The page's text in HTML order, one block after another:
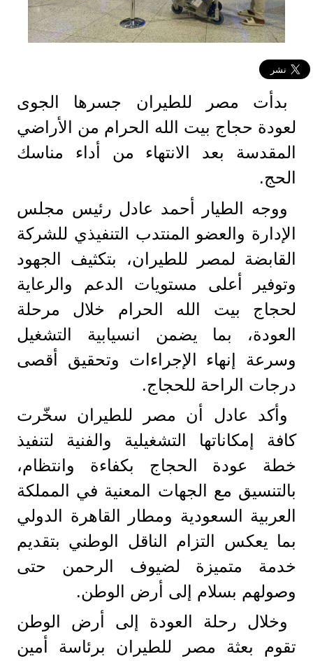
بدأت مصر للطيران جسرها الجوى
لعودة حجاج بيت الله الحرام من الأراضي
المقدسة بعد الانتهاء من أداء مناسك
الحج.
ووجه الطيار أحمد عادل رئيس مجلس
الإدارة والعضو المنتدب التنفيذي للشركة
القابضة لمصر للطيران، بتكثيف الجهود
وتوفير أعلى مستويات الدعم والرعاية
لحجاج بيت الله الحرام خلال مرحلة
العودة، بما يضمن انسيابية التشغيل
وسرعة إنهاء الإجراءات وتحقيق أقصى
درجات الراحة للحجاج.
وأكد عادل أن مصر للطيران سخّرت
كافة إمكاناتها التشغيلية والفنية لتنفيذ
خطة عودة الحجاج بكفاءة وانتظام،
بالتنسيق مع الجهات المعنية في المملكة
العربية السعودية ومطار القاهرة الدولي
بما يعكس التزام الناقل الوطني بتقديم
خدمة متميزة لضيوف الرحمن حتى
وصولهم بسلام إلى أرض الوطن.
وخلال رحلة العودة إلى أرض الوطن
تقوم بعثة مصر للطيران برئاسة أمين